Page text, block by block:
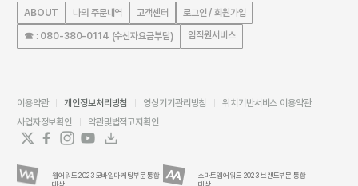
ABOUT 나의 주문내역 고객센터 로그인 / 회원가입
☎ : 080-380-0114 (수신자요금부담) 임직원서비스
이용약관 개인정보처리방침 영상기기관리방침
위치기반서비스 이용약관
사업자정보확인
약관및법적고지확인
웹어워드 2023 모바일마케팅부문 통합
대상
스마트앱어워드 2023 브랜드부문 통합
대상